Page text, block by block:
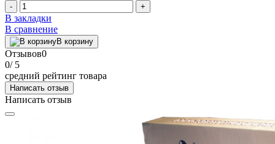
- +
В закладки
В сравнение
В корзину
Отзывов0
0/ 5
средний рейтинг товара
Написать отзыв
Написать отзыв